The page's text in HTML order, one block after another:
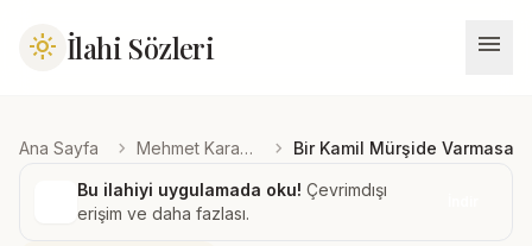
light_mode İlahi Sözleri menu
Ana Sayfa chevron_right Mehmet Karakuş chevron_right Bir Kamil Mürşide Varmasan
Bu ilahiyi uygulamada oku! Çevrimdışı
erişim ve daha fazlası.